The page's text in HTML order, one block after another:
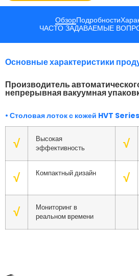
ОбзорПодробности
ЧАСТО ЗАДАВАЕМЫЕ
Основные характеристики
Производитель
непрерывная вакуумная
• Столовая лоток с кожей HVT
√
Высокая
эффективность
√
√ Компактный дизайн √
√
Мониторинг в
реальном времени